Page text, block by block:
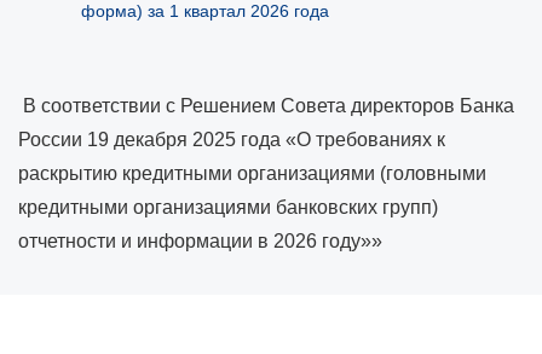
форма) за 1 квартал 2026 года
В соответствии с Решением Совета директоров Банка
России 19 декабря 2025 года «О требованиях к
раскрытию кредитными организациями (головными
кредитными организациями банковских групп)
отчетности и информации в 2026 году»»